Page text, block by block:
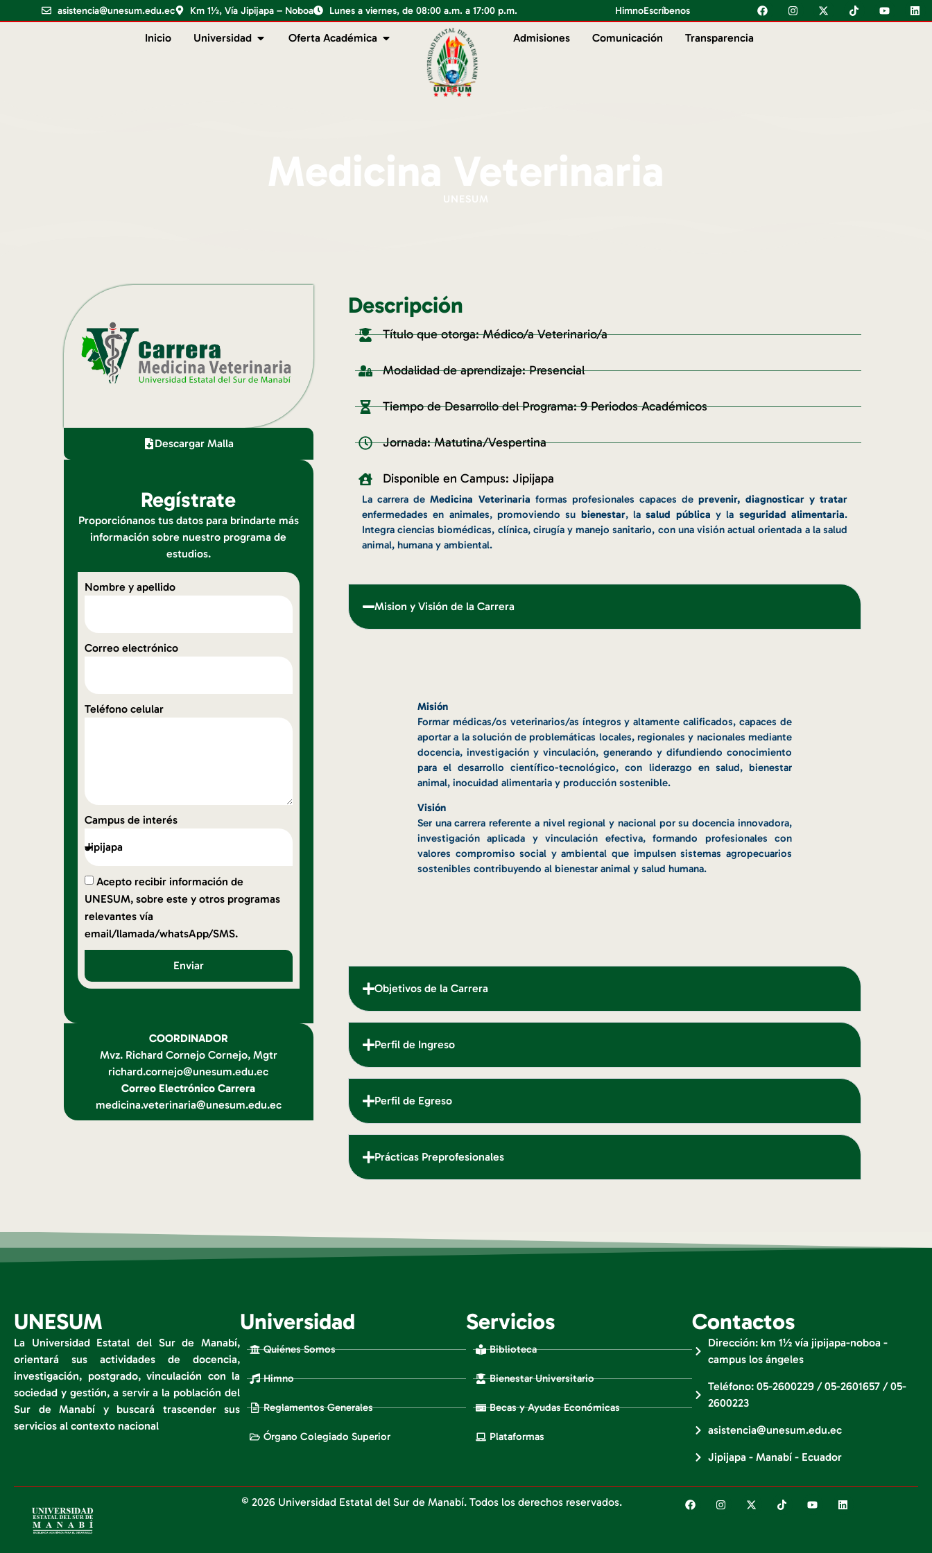
asistencia@unesum.edu.ec Km 1½, Vía Jipijapa – Noboa Lunes a viernes, de 08:00 a.m. a 17:00 p.m. HimnoEscríbenos
Inicio Universidad Oferta Académica Admisiones Comunicación Transparencia
Medicina Veterinaria
UNESUM
Descargar Malla
Regístrate
Proporciónanos tus datos para brindarte más
información sobre nuestro programa de
estudios.
Nombre y apellido
Correo electrónico
Teléfono celular
Campus de interés
Acepto recibir información de
UNESUM, sobre este y otros programas
relevantes vía
email/llamada/whatsApp/SMS.
Enviar
COORDINADOR
Mvz. Richard Cornejo Cornejo, Mgtr
richard.cornejo@unesum.edu.ec
Correo Electrónico Carrera
medicina.veterinaria@unesum.edu.ec
Descripción
Título que otorga: Médico/a Veterinario/a
Modalidad de aprendizaje: Presencial
Tiempo de Desarrollo del Programa: 9 Periodos Académicos
Jornada: Matutina/Vespertina
Disponible en Campus: Jipijapa
La carrera deMedicina Veterinaria formas profesionales capaces deprevenir, diagnosticar y tratar
enfermedades en animales, promoviendo su bienestar, lasalud pública y la seguridad alimentaria.
Integra ciencias biomédicas, clínica, cirugía y manejo sanitario, con una visión actual orientada a la salud
animal, humana y ambiental.
Mision y Visión de la Carrera
Misión
Formar médicas/os veterinarios/as íntegros y altamente calificados, capaces de
aportar a la solución de problemáticas locales, regionales y nacionales mediante
docencia, investigación y vinculación, generando y difundiendo conocimiento
para el desarrollo científico-tecnológico, con liderazgo en salud, bienestar
animal, inocuidad alimentaria y producción sostenible.
Visión
Ser una carrera referente a nivel regional y nacional por su docencia innovadora,
investigación aplicada y vinculación efectiva, formando profesionales con
valores compromiso social y ambiental que impulsen sistemas agropecuarios
sostenibles contribuyendo al bienestar animal y salud humana.
Objetivos de la Carrera
Perfil de Ingreso
Perfil de Egreso
Prácticas Preprofesionales
UNESUM
La Universidad Estatal del Sur de Manabí,
orientará sus actividades de docencia,
investigación, postgrado, vinculación con la
sociedad y gestión, a servir a la población del
Sur de Manabí y buscará trascender sus
servicios al contexto nacional
Universidad
Quiénes Somos
Himno
Reglamentos Generales
Órgano Colegiado Superior
Servicios
Biblioteca
Bienestar Universitario
Becas y Ayudas Económicas
Plataformas
Contactos
Dirección: km 1½ vía jipijapa-noboa -
campus los ángeles
Teléfono: 05-2600229 / 05-2601657 / 05-
2600223
asistencia@unesum.edu.ec
Jipijapa - Manabí - Ecuador
© 2026 Universidad Estatal del Sur de Manabí. Todos los derechos reservados.